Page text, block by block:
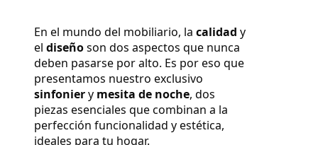
En el mundo del mobiliario, la calidad y
el diseño son dos aspectos que nunca
deben pasarse por alto. Es por eso que
sinfonier y mesita de noche, dos
piezas esenciales que combinan a la
perfección funcionalidad y estética,
ideales para tu hogar.